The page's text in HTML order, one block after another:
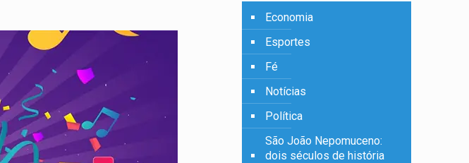
Economia
Esportes
Fé
Notícias
Política
São João Nepomuceno:
dois séculos de história